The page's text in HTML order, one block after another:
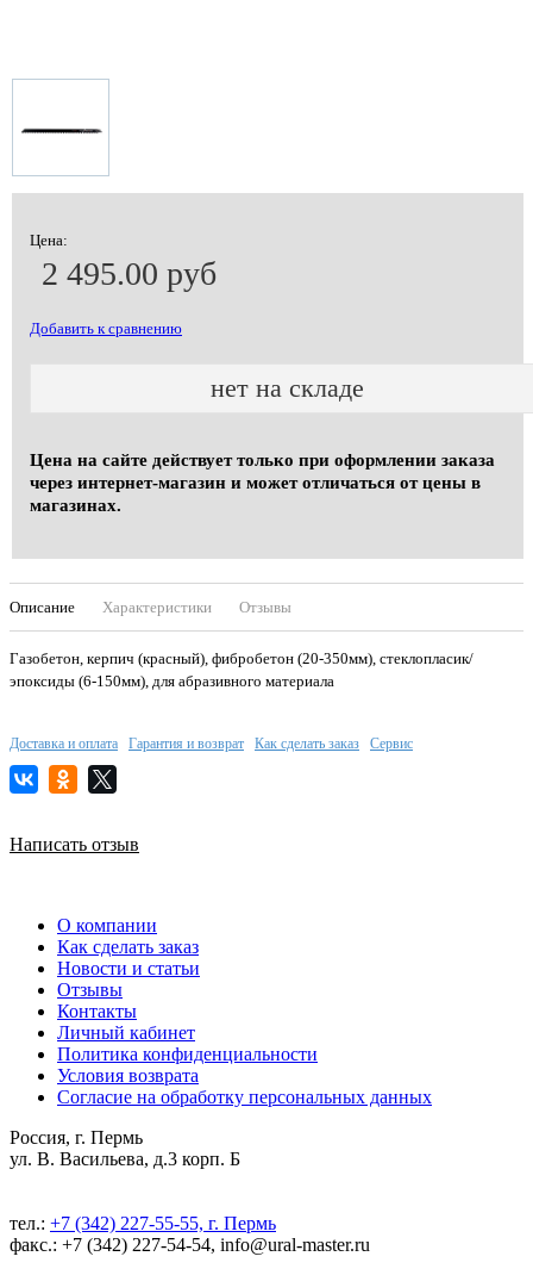
Цена:
2 495.00 руб
Добавить к сравнению
нет на складе
Цена на сайте действует только при оформлении заказа
через интернет-магазин и может отличаться от цены в
магазинах.
Описание Характеристики Отзывы
Газобетон, керпич (красный), фибробетон (20-350мм), стеклопласик/
эпоксиды (6-150мм), для абразивного материала
Доставка и оплата Гарантия и возврат Как сделать заказ Сервис
Написать отзыв
О компании
Как сделать заказ
Новости и статьи
Отзывы
Контакты
Личный кабинет
Политика конфиденциальности
Условия возврата
Согласие на обработку персональных данных
Россия, г. Пермь
ул. В. Васильева, д.3 корп. Б
тел.: +7 (342) 227-55-55, г. Пермь
факс.: +7 (342) 227-54-54, info@ural-master.ru